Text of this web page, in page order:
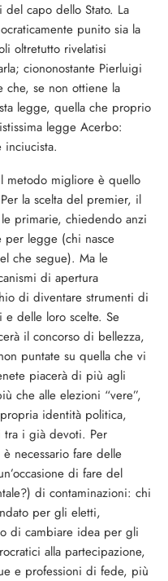
del capo dello Stato. La
punito sia la
oltretutto rivelatisi
ciononostante Pierluigi
che, se non ottiene la
legge, quella che proprio
legge Acerbo:
inciucista.
metodo migliore è quello
la scelta del premier, il
primarie, chiedendo anzi
per legge (chi nasce
che segue). Ma le
di apertura
di diventare strumenti di
e delle loro scelte. Se
il concorso di bellezza,
puntate su quella che vi
piacerà di più agli
che alle elezioni “vere”,
identità politica,
i già devoti. Per
necessario fare delle
di fare del
di contaminazioni: chi
per gli eletti,
di cambiare idea per gli
alla partecipazione,
e professioni di fede, più